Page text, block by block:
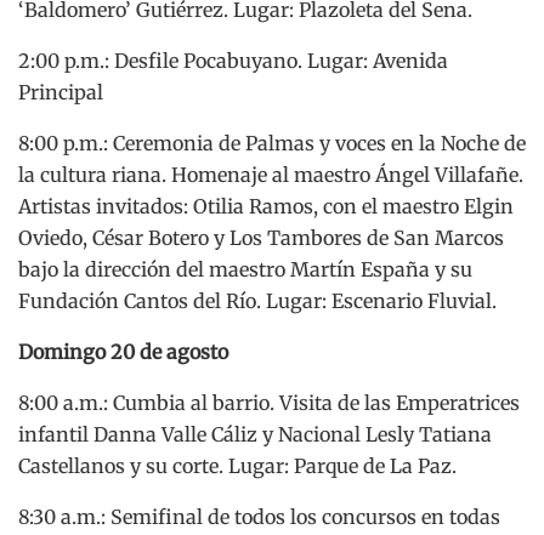
‘Baldomero’ Gutiérrez. Lugar: Plazoleta del Sena.
2:00 p.m.: Desfile Pocabuyano. Lugar: Avenida
Principal
8:00 p.m.: Ceremonia de Palmas y voces en la Noche de
la cultura riana. Homenaje al maestro Ángel Villafañe.
Artistas invitados: Otilia Ramos, con el maestro Elgin
Oviedo, César Botero y Los Tambores de San Marcos
bajo la dirección del maestro Martín España y su
Fundación Cantos del Río. Lugar: Escenario Fluvial.
Domingo 20 de agosto
8:00 a.m.: Cumbia al barrio. Visita de las Emperatrices
infantil Danna Valle Cáliz y Nacional Lesly Tatiana
Castellanos y su corte. Lugar: Parque de La Paz.
8:30 a.m.: Semifinal de todos los concursos en todas